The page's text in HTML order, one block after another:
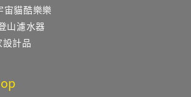
宙貓酷樂樂
山濾水器
設計品